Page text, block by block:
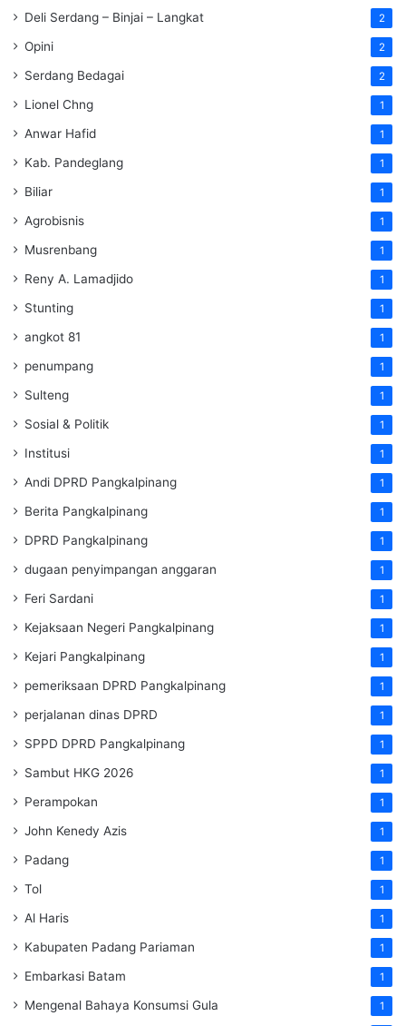
Deli Serdang – Binjai – Langkat 2
Opini 2
Serdang Bedagai 2
Lionel Chng 1
Anwar Hafid 1
Kab. Pandeglang 1
Biliar 1
Agrobisnis 1
Musrenbang 1
Reny A. Lamadjido 1
Stunting 1
angkot 81 1
penumpang 1
Sulteng 1
Sosial & Politik 1
Institusi 1
Andi DPRD Pangkalpinang 1
Berita Pangkalpinang 1
DPRD Pangkalpinang 1
dugaan penyimpangan anggaran 1
Feri Sardani 1
Kejaksaan Negeri Pangkalpinang 1
Kejari Pangkalpinang 1
pemeriksaan DPRD Pangkalpinang 1
perjalanan dinas DPRD 1
SPPD DPRD Pangkalpinang 1
Sambut HKG 2026 1
Perampokan 1
John Kenedy Azis 1
Padang 1
Tol 1
Al Haris 1
Kabupaten Padang Pariaman 1
Embarkasi Batam 1
Mengenal Bahaya Konsumsi Gula 1